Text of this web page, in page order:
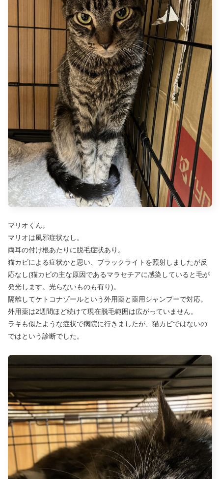
マリオくん。
マリオは風邪症状なし。
両耳の付け根あたりに脱毛症状あり。
猫カビによる症状かと思い、ブラックライトを照射しましたが反
応なし(猫カビの主な原因であるマラセチアに感染していると毛が
発光します。光らないものも有り)。
隔離してケトコナゾールという外用薬と薬用シャンプーで対応。
外用薬は2週間ほど続けて現在脱毛範囲は広がっていません。
ラキも似たような症状で病院に行きましたが、猫カビではないの
ではという診断でした。